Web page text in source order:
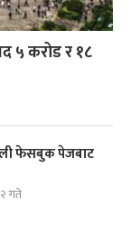
५ करोड र १८
फेसबुक पेजबाट
गते